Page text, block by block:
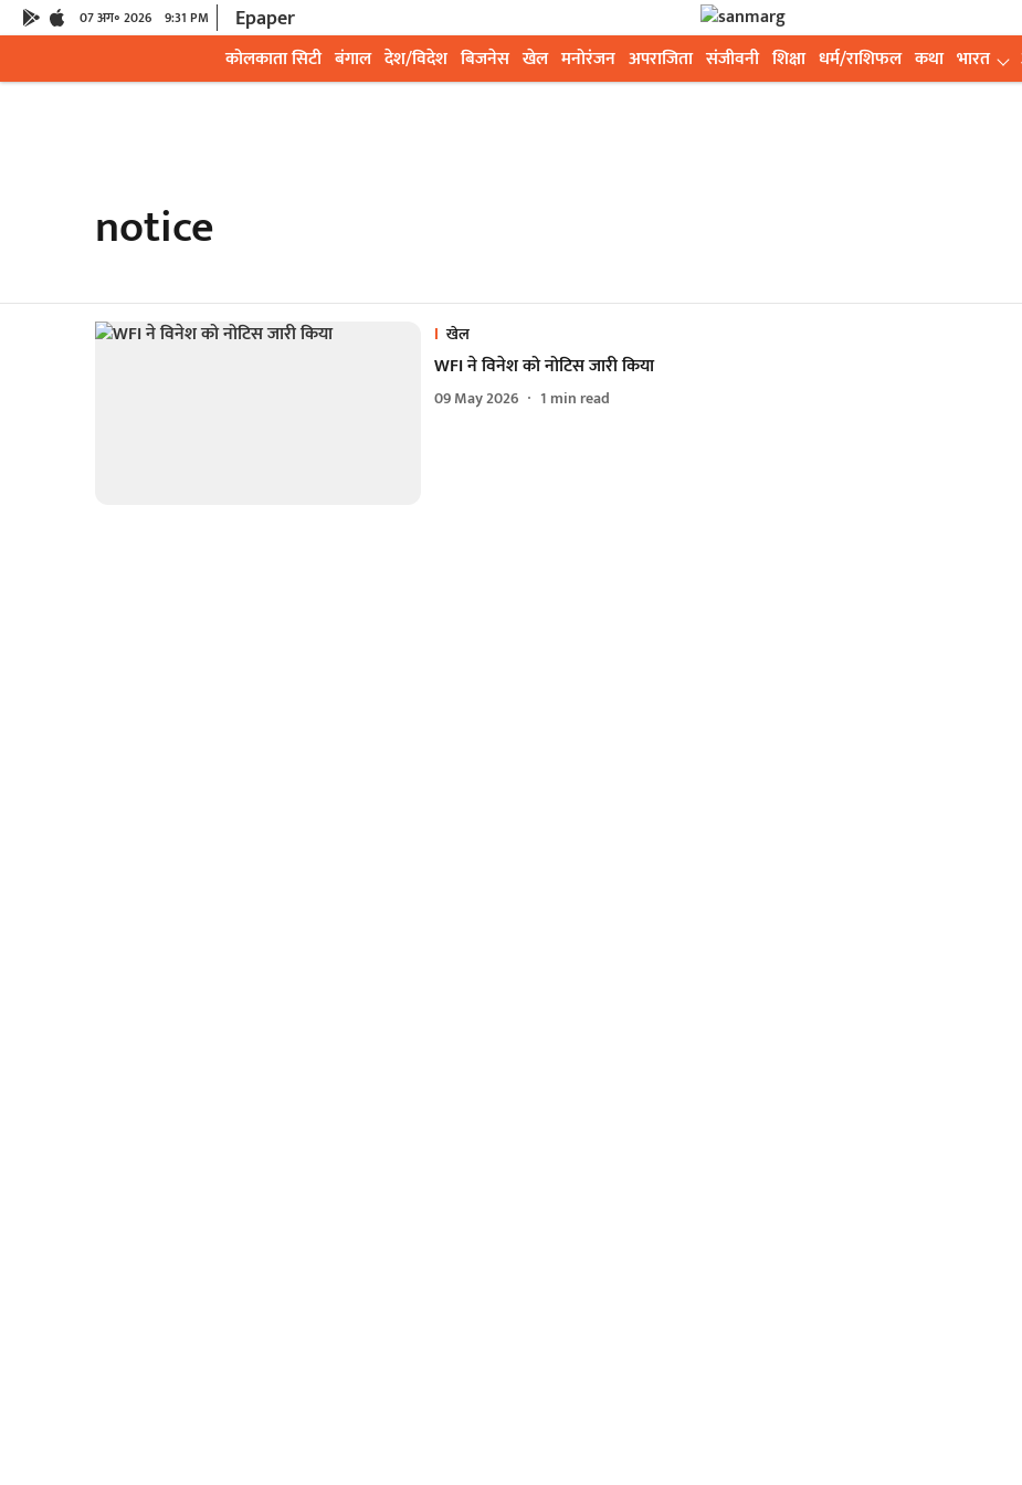
07 अग॰ 2026 9:31 PM Epaper
कोलकाता सिटी बंगाल देश/विदेश बिजनेस खेल मनोरंजन अपराजिता संजीवनी शिक्षा धर्म/राशिफल कथा भारत
notice
खेल
WFI ने विनेश को नोटिस जारी किया
09 May 2026 1 min read